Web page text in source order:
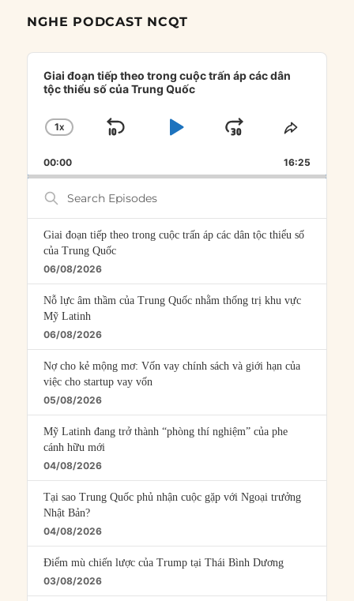
NGHE PODCAST NCQT
Audio
Player
Giai đoạn tiếp theo trong cuộc trấn áp các dân
tộc thiểu số của Trung Quốc
CHANGE
RATE
1X
SKIP
PLAYJUMP
FORWARD
SHARE
00:00 16:25
Search
Episodes
Giai đoạn tiếp theo trong cuộc trấn áp các dân tộc thiểu số
của Trung Quốc
06/08/2026
Nỗ lực âm thầm của Trung Quốc nhằm thống trị khu vực
Mỹ Latinh
06/08/2026
Nợ cho kẻ mộng mơ: Vốn vay chính sách và giới hạn của
việc cho startup vay vốn
05/08/2026
Mỹ Latinh đang trở thành “phòng thí nghiệm” của phe
cánh hữu mới
04/08/2026
Tại sao Trung Quốc phủ nhận cuộc gặp với Ngoại trưởng
Nhật Bản?
04/08/2026
Điểm mù chiến lược của Trump tại Thái Bình Dương
03/08/2026